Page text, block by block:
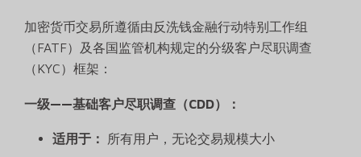
加密货币交易所遵循由反洗钱金融行动特别工作组
（FATF）及各国监管机构规定的分级客户尽职调查
（KYC）框架：
一级——基础客户尽职调查（CDD）：
适用于： 所有用户，无论交易规模大小